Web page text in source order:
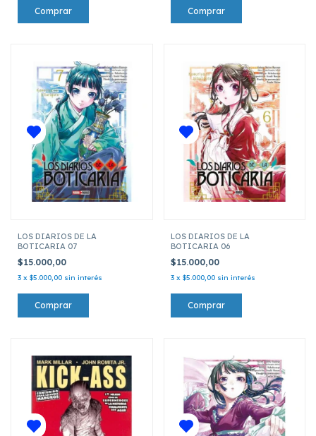
LOS DIARIOS DE LA
BOTICARIA 07
$15.000,00
3 x $5.000,00 sin interés
LOS DIARIOS DE LA
BOTICARIA 06
$15.000,00
3 x $5.000,00 sin interés